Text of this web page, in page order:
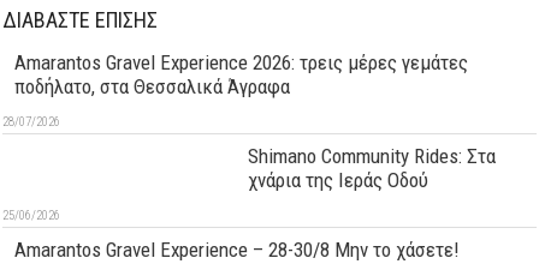
ΔΙΑΒΑΣΤΕ ΕΠΙΣΗΣ
Amarantos Gravel Experience 2026: τρεις μέρες γεμάτες
ποδήλατο, στα Θεσσαλικά Άγραφα
28/07/2026
Shimano Community Rides: Στα
χνάρια της Ιεράς Οδού
25/06/2026
Amarantos Gravel Experience – 28-30/8 Μην το χάσετε!